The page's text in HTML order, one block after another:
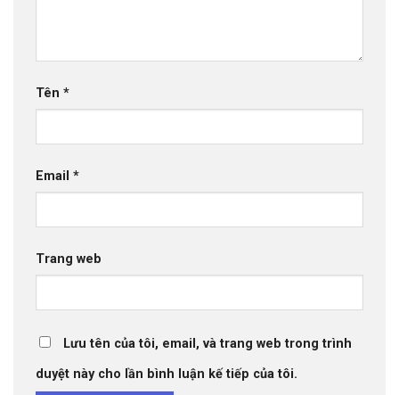
Tên *
Email *
Trang web
Lưu tên của tôi, email, và trang web trong trình
duyệt này cho lần bình luận kế tiếp của tôi.